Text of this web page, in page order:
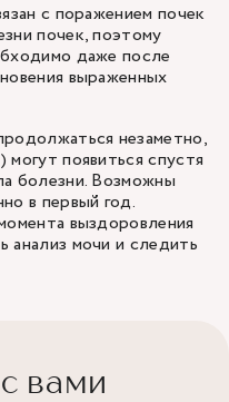
с поражением почек
почек, поэтому
даже после
выраженных
незаметно,
появиться спустя
болезни. Возможны
в первый год.
выздоровления
анализ мочи и следить
вами